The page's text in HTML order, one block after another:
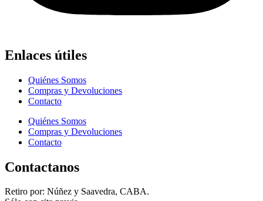
Enlaces útiles
Quiénes Somos
Compras y Devoluciones
Contacto
Quiénes Somos
Compras y Devoluciones
Contacto
Contactanos
Retiro por: Núñez y Saavedra, CABA.